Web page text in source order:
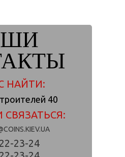
НАЙТИ:
40
СВЯЗАТЬСЯ:
23-24